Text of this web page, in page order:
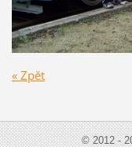
« Zpět
© 2012 -